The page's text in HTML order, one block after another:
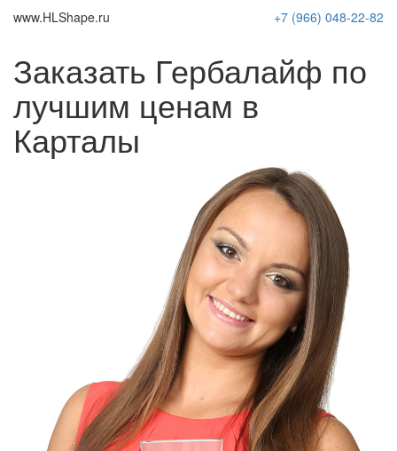
www.HLShape.ru +7 (966) 048-22-82
Заказать Гербалайф по
лучшим ценам в
Карталы